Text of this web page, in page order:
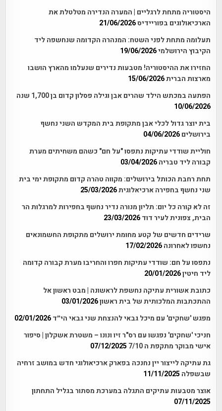
היסטוריה מתחת לרגליים | המערה הנדירה מטלטלת את
הארכיאולוגים בפוריידיס21/06/2026
תעלומה מתחת לפני השטח: המנהרה הקדומה שנחשפה ליד
הקיבוץ הירושלמי19/06/2026
החזירו את ההיסטוריה! מטבעות נדירים שנעלמו מהארץ הושבו
מארצות הברית15/06/2026
הפתעה במכתש הילד שהרים אבן וגילה פסלון קדום בן 1,700 שנה
10/06/2026
בית יוצר גדול לכלי אבן מתקופת בית המקדש השני נחשף
בירושלים 04/06/2026
חוליית שודדי עתיקות נתפסו "על חם" כשהם משחיתים מערת
קבורה ליד טבריה 03/04/2026
תחת רחבת הכותל בירושלים: מקווה טהרה קדום מתקופת ימי בית
שני נחשף בחפירה ארכיאלוגית25/03/2026
זה לא קורה כל יום: תליון מנורה נדיר נחשף בחפירות למרגלות הר
הבית, צפונית לעיר דוד 23/03/2026
שרידים חדשים של קטע מחומת ירושלים מתקופת החשמונאים
נחשפו לאחרונה 17/02/2026
נתפסו על חם: שודדי עתיקות חפרו והחריבו מערת קבורה קדומה
ליד חיטין20/01/2026
כתובת אשורית עתיקה נחשפת לראשונה | מבט ראשון אל
ההתכתבות המלכותית של בית ראשון03/01/2026
מפגש 'שחקים' עם מיכל גבאי להנצחת שני גבאי הי״ד 02/01/2026
חניכי 'שחקים' נפגשו עם רס"ר זיו ונונו – משטרת אשקלון | סיפור
אישי מבוקר מתקפת ה 7/10
07/12/2025
גת עתיקה לייצור יין נחנכה בפארק ארכיאולוגי חדש במושב זרחיה
שבשפלה 11/11/2025
אוצר מטבעות עתיקים התגלה במערכת מסתור בגליל התחתון
07/11/2025